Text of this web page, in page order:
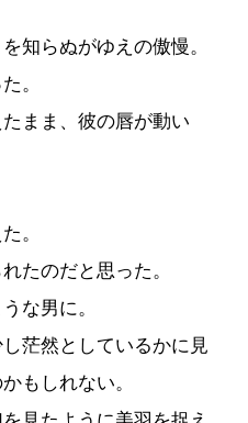
知らぬがゆえの傲慢。
。
まま、彼の唇が動い
。
たのだと思った。
な男に。
茫然としているかに見
もしれない。